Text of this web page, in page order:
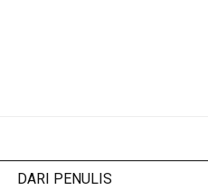
DARI PENULIS